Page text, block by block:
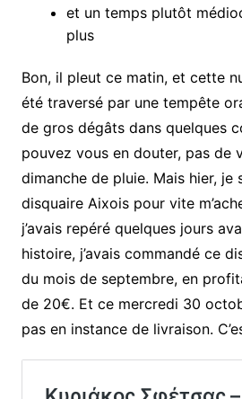
et un temps plutôt
plus
Bon, il pleut ce matin, et cette
été traversé par une tempête
de gros dégâts dans quelques
pouvez vous en douter, pas de
dimanche de pluie. Mais hier, je
disquaire Aixois pour vite
j’avais repéré quelques jours
histoire, j’avais commandé ce
du mois de septembre, en
de 20€. Et ce mercredi 30
pas en instance de livraison.